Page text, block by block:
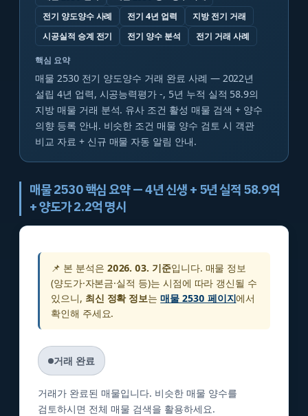
전기 양도양수 사례
전기 4년 업력
지방 전기 거래
시공실적 승계 전기
전기 양수 분석 전기 거래 사례
핵심 요약
매물 2530 전기 양도양수 거래 완료 사례 — 2022년
설립 4년 업력, 시공능력평가 -, 5년 누적 실적 58.9의
지방 매물 거래 분석. 유사 조건 활성 매물 검색 + 양수
의향 등록 안내. 비슷한 조건 매물 양수 검토 시 객관
비교 자료 + 신규 매물 자동 알림 안내.
매물 2530 핵심 요약 — 4년 신생 + 5년 실적 58.9억
+ 양도가 2.2억 명시
📌 본 분석은 2026. 03. 기준입니다. 매물 정보
(양도가·자본금·실적 등)는 시점에 따라 갱신될 수
있으니, 최신 정확 정보는매물 2530 페이지에서
확인해 주세요.
거래 완료
거래가 완료된 매물입니다. 비슷한 매물 양수를
검토하시면 전체 매물 검색을 활용하세요.